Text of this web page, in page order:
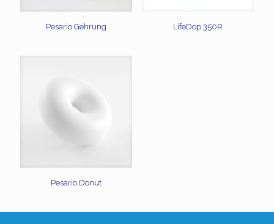
Pesario Gehrung LifeDop 350R
Pesario Donut